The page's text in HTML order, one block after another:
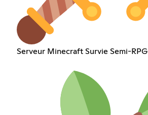
Serveur Minecraft Survie Semi-RPG